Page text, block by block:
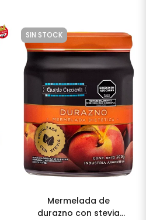
SIN STOCK
Mermelada de
durazno con stevia